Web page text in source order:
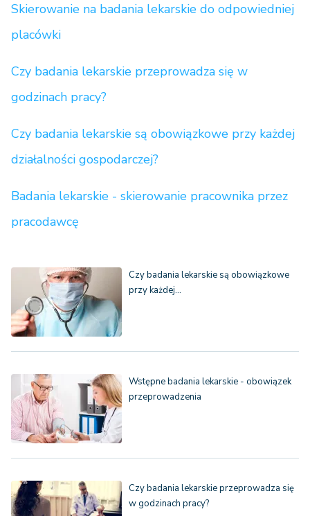
Skierowanie na badania lekarskie do odpowiedniej
placówki
Czy badania lekarskie przeprowadza się w
godzinach pracy?
Czy badania lekarskie są obowiązkowe przy każdej
działalności gospodarczej?
Badania lekarskie - skierowanie pracownika przez
pracodawcę
Czy badania lekarskie są obowiązkowe
przy każdej…
Wstępne badania lekarskie - obowiązek
przeprowadzenia
Czy badania lekarskie przeprowadza się
w godzinach pracy?